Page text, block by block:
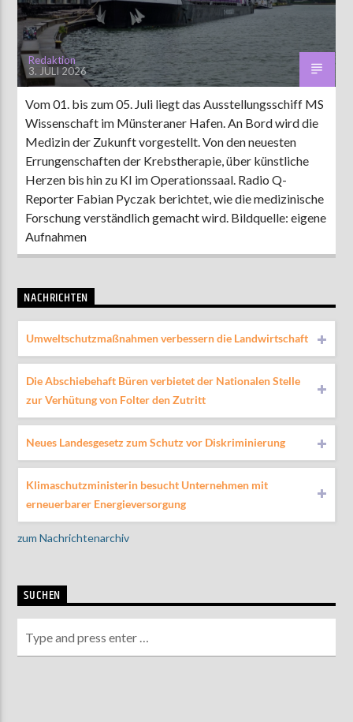
Redaktion
3. JULI 2026
Vom 01. bis zum 05. Juli liegt das Ausstellungsschiff MS
Wissenschaft im Münsteraner Hafen. An Bord wird die
Medizin der Zukunft vorgestellt. Von den neuesten
Errungenschaften der Krebstherapie, über künstliche
Herzen bis hin zu KI im Operationssaal. Radio Q-
Reporter Fabian Pyczak berichtet, wie die medizinische
Forschung verständlich gemacht wird. Bildquelle: eigene
Aufnahmen
NACHRICHTEN
Umweltschutzmaßnahmen verbessern die Landwirtschaft
Die Abschiebehaft Büren verbietet der Nationalen Stelle
zur Verhütung von Folter den Zutritt
Neues Landesgesetz zum Schutz vor Diskriminierung
Klimaschutzministerin besucht Unternehmen mit
erneuerbarer Energieversorgung
zum Nachrichtenarchiv
SUCHEN